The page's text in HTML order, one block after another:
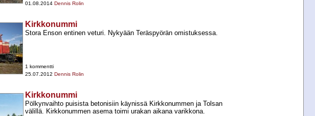
01.08.2014 Dennis Rolin
Kirkkonummi
Stora Enson entinen veturi. Nykyään Teräspyörän omistuksessa.
1 kommentti
25.07.2012 Dennis Rolin
Kirkkonummi
Pölkynvaihto puisista betonisiin käynissä Kirkkonummen ja Tolsan
välillä. Kirkkonummen asema toimi urakan aikana varikkona.